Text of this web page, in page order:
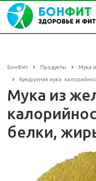
БонФит Продукты Мука
Кукурузная мука:
Мука из
белки,